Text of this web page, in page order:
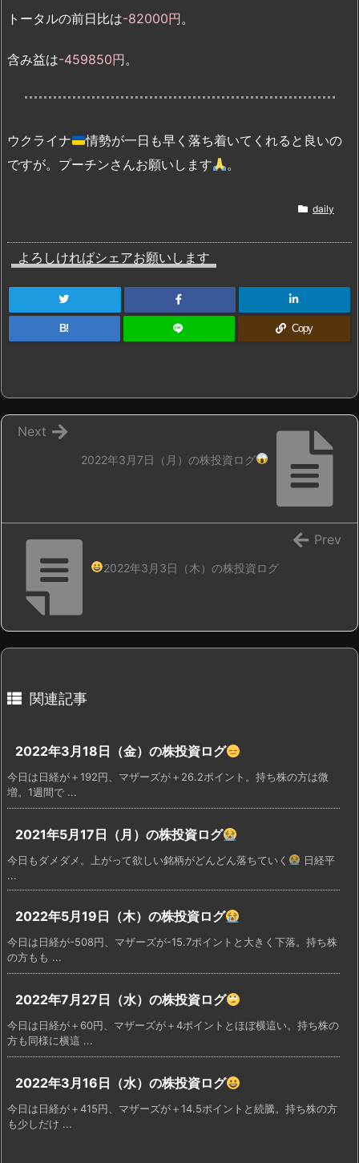
トータルの前日比は-82000円。
含み益は-459850円。
ウクライナ
情勢が一日も早く落ち着いてくれると良いの
ですが。プーチンさんお願いします
。
daily
よろしければシェアお願いします
B! Copy
2022年3月7日（月）の株投資ログ
Next
2022年3月3日（木）の株投資ログ
Prev
関連記事
2022年3月18日（金）の株投資ログ
今日は日経が＋192円、マザーズが＋26.2ポイント。持ち株の方は微
増。1週間で ...
2021年5月17日（月）の株投資ログ
今日もダメダメ。上がって欲しい銘柄がどんどん落ちていく
日経平
...
2022年5月19日（木）の株投資ログ
今日は日経が-508円、マザーズが-15.7ポイントと大きく下落。持ち株
の方もも ...
2022年7月27日（水）の株投資ログ
今日は日経が＋60円、マザーズが＋4ポイントとほぼ横這い。持ち株の
方も同様に横這 ...
2022年3月16日（水）の株投資ログ
今日は日経が＋415円、マザーズが＋14.5ポイントと続騰。持ち株の方
も少しだけ ...